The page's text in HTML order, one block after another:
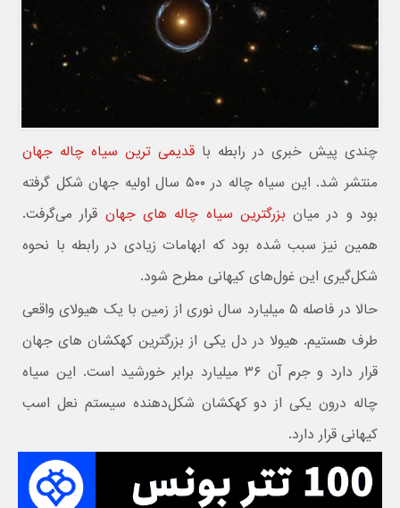
چندی پیش خبری در رابطه با قدیمی ترین سیاه چاله جهان
منتشر شد. این سیاه چاله در ۵۰۰ سال اولیه جهان شکل گرفته
بود و در میان بزرگترین سیاه چاله های جهان قرار می‌گرفت.
همین نیز سبب شده بود که ابهامات زیادی در رابطه با نحوه
شکل‌گیری این غول‌های کیهانی مطرح شود.
حالا در فاصله ۵ میلیارد سال نوری از زمین با یک هیولای واقعی
طرف هستیم. هیولا در دل یکی از بزرگترین کهکشان های جهان
قرار دارد و جرم آن ۳۶ میلیارد برابر خورشید است. این سیاه
چاله درون یکی از دو کهکشان شکل‌دهنده سیستم نعل اسب
کیهانی قرار دارد.